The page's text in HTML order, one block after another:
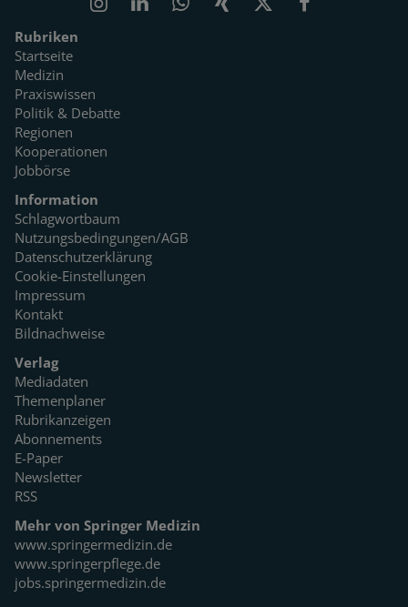
Rubriken
Startseite
Medizin
Praxiswissen
Politik & Debatte
Regionen
Kooperationen
Jobbörse
Information
Schlagwortbaum
Nutzungsbedingungen/AGB
Datenschutzerklärung
Cookie-Einstellungen
Impressum
Kontakt
Bildnachweise
Verlag
Mediadaten
Themenplaner
Rubrikanzeigen
Abonnements
E-Paper
Newsletter
RSS
Mehr von Springer Medizin
www.springermedizin.de
www.springerpflege.de
jobs.springermedizin.de